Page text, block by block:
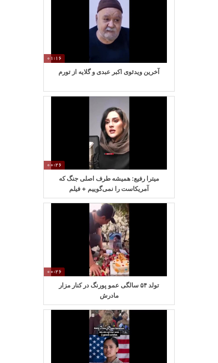
01:16
آخرین ویدئوی اکبر عبدی و گلایه از تورم
00:26
میترا رفیع: همیشه طرف اصلی جنگ که
آمریکاست را نمی‌گوییم + فیلم
00:26
تولد ۵۴ سالگی عمو پورنگ در کنار مزار
مادرش